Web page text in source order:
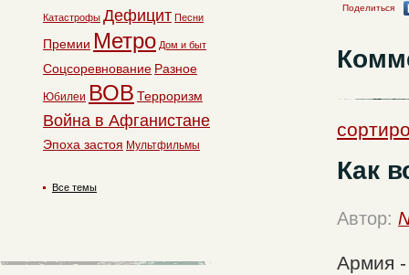
Поделиться
Как
Автор:
Армия
Катастрофы Дефицит Песни
Премии Метро Дом и быт
Соцсоревнование Разное
Юбилеи ВОВ Терроризм
Война в Афганистане
Эпоха застоя Мультфильмы
Все темы